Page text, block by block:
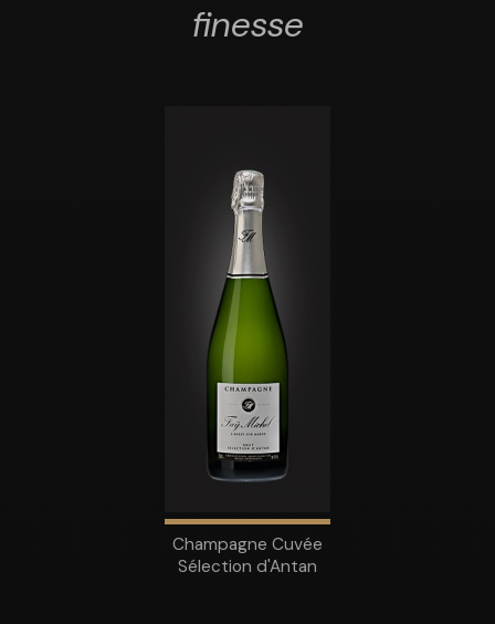
finesse
Champagne Cuvée
Sélection d'Antan